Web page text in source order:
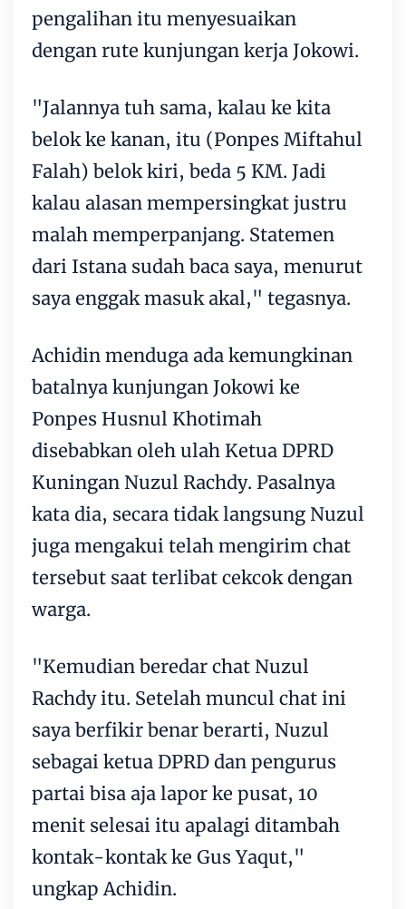
pengalihan itu menyesuaikan
dengan rute kunjungan kerja Jokowi.
"Jalannya tuh sama, kalau ke kita
belok ke kanan, itu (Ponpes Miftahul
Falah) belok kiri, beda 5 KM. Jadi
kalau alasan mempersingkat justru
malah memperpanjang. Statemen
dari Istana sudah baca saya, menurut
saya enggak masuk akal," tegasnya.
Achidin menduga ada kemungkinan
batalnya kunjungan Jokowi ke
Ponpes Husnul Khotimah
disebabkan oleh ulah Ketua DPRD
Kuningan Nuzul Rachdy. Pasalnya
kata dia, secara tidak langsung Nuzul
juga mengakui telah mengirim chat
tersebut saat terlibat cekcok dengan
warga.
"Kemudian beredar chat Nuzul
Rachdy itu. Setelah muncul chat ini
saya berfikir benar berarti, Nuzul
sebagai ketua DPRD dan pengurus
partai bisa aja lapor ke pusat, 10
menit selesai itu apalagi ditambah
kontak-kontak ke Gus Yaqut,"
ungkap Achidin.